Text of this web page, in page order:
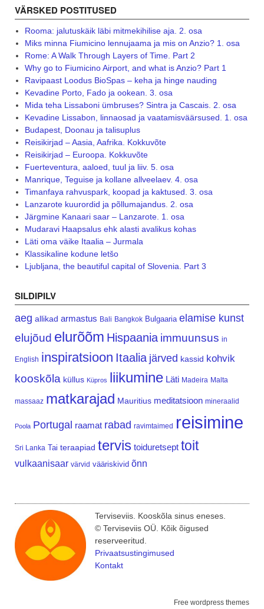
VÄRSKED POSTITUSED
Rooma: jalutuskäik läbi mitmekihilise aja. 2. osa
Miks minna Fiumicino lennujaama ja mis on Anzio? 1. osa
Rome: A Walk Through Layers of Time. Part 2
Why go to Fiumicino Airport, and what is Anzio? Part 1
Ravipaast Loodus BioSpas – keha ja hinge nauding
Kevadine Porto, Fado ja ookean. 3. osa
Mida teha Lissaboni ümbruses? Sintra ja Cascais. 2. osa
Kevadine Lissabon, linnaosad ja vaatamisväärsused. 1. osa
Budapest, Doonau ja talisuplus
Reisikirjad – Aasia, Aafrika. Kokkuvõte
Reisikirjad – Euroopa. Kokkuvõte
Fuerteventura, aaloed, tuul ja liiv. 5. osa
Manrique, Teguise ja kollane allveelaev. 4. osa
Timanfaya rahvuspark, koopad ja kaktused. 3. osa
Lanzarote kuurordid ja põllumajandus. 2. osa
Järgmine Kanaari saar – Lanzarote. 1. osa
Mudaravi Haapsalus ehk alasti avalikus kohas
Läti oma väike Itaalia – Jurmala
Klassikaline kodune letšo
Ljubljana, the beautiful capital of Slovenia. Part 3
SILDIPILV
aeg allikad armastus Bali Bangkok Bulgaaria elamise kunst
elujõud elurõõm Hispaania immuunsus in
English inspiratsioon Itaalia järved kassid kohvik
kooskõla küllus Küpros liikumine Läti Madeira Malta
massaaz matkarajad Mauritius meditatsioon mineraalid
Poola Portugal raamat rabad ravimtaimed reisimine
Sri Lanka Tai teraapiad tervis toiduretsept toit
vulkaanisaar värvid vääriskivid õnn
Terviseviis. Kooskõla sinus eneses.
© Terviseviis OÜ. Kõik õigused
reserveeritud.
Privaatsustingimused
Kontakt
Free wordpress themes